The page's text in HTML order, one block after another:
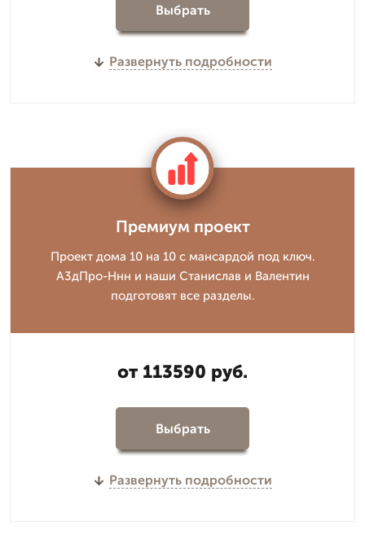
Выбрать
Развернуть подробности
Премиум проект
Проект дома 10 на 10 с мансардой под ключ.
А3дПро-Ннн и наши Станислав и Валентин
подготовят все разделы.
от 113590 руб.
Выбрать
Развернуть подробности